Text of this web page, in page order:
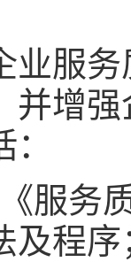
业服
并增
《服务
及程序